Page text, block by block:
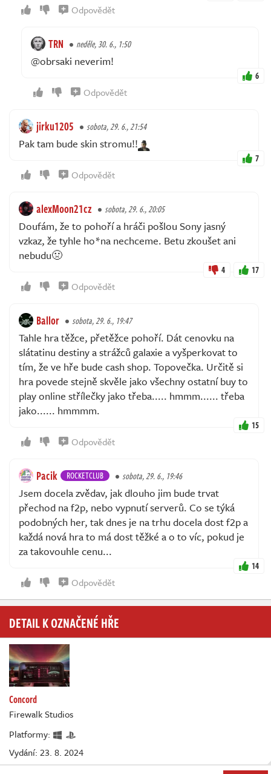
Odpovědět
TRN neděle, 30. 6., 1:50
@obrsaki neverim!
6
Odpovědět
jirku1205 sobota, 29. 6., 21:54
Pak tam bude skin stromu!!
7
Odpovědět
alexMoon21cz sobota, 29. 6., 20:05
Doufám, že to pohoří a hráči pošlou Sony jasný
vzkaz, že tyhle ho*na nechceme. Betu zkoušet ani
nebudu🤢
4 17
Odpovědět
Ballor sobota, 29. 6., 19:47
Tahle hra těžce, přetěžce pohoří. Dát cenovku na
slátatinu destiny a strážců galaxie a vyšperkovat to
tím, že ve hře bude cash shop. Topovečka. Určitě si
hra povede stejně skvěle jako všechny ostatní buy to
play online střílečky jako třeba..... hmmm...... třeba
jako...... hmmmm.
15
Odpovědět
Pacik ROCKETCLUB sobota, 29. 6., 19:46
Jsem docela zvědav, jak dlouho jim bude trvat
přechod na f2p, nebo vypnutí serverů. Co se týká
podobných her, tak dnes je na trhu docela dost f2p a
každá nová hra to má dost těžké a o to víc, pokud je
za takovouhle cenu...
14
Odpovědět
DETAIL K OZNAČENÉ HŘE
Concord
Firewalk Studios
Platformy:
Vydání: 23. 8. 2024